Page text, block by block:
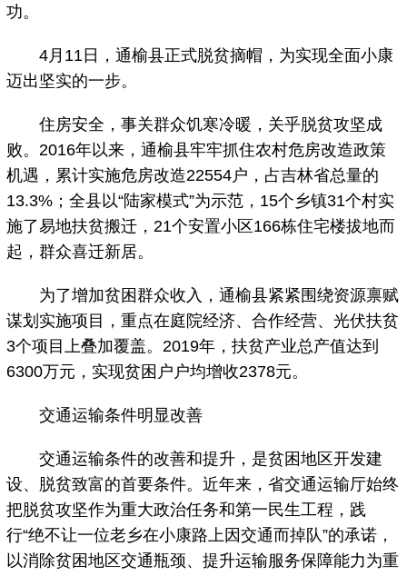
功。
4月11日，通榆县正式脱贫摘帽，为实现全面小康
迈出坚实的一步。
住房安全，事关群众饥寒冷暖，关乎脱贫攻坚成
败。2016年以来，通榆县牢牢抓住农村危房改造政策
机遇，累计实施危房改造22554户，占吉林省总量的
13.3%；全县以“陆家模式”为示范，15个乡镇31个村实
施了易地扶贫搬迁，21个安置小区166栋住宅楼拔地而
起，群众喜迁新居。
为了增加贫困群众收入，通榆县紧紧围绕资源禀赋
谋划实施项目，重点在庭院经济、合作经营、光伏扶贫
3个项目上叠加覆盖。2019年，扶贫产业总产值达到
6300万元，实现贫困户户均增收2378元。
交通运输条件明显改善
交通运输条件的改善和提升，是贫困地区开发建
设、脱贫致富的首要条件。近年来，省交通运输厅始终
把脱贫攻坚作为重大政治任务和第一民生工程，践
行“绝不让一位老乡在小康路上因交通而掉队”的承诺，
以消除贫困地区交通瓶颈、提升运输服务保障能力为重